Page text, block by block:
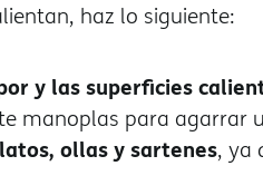
haz lo siguiente:
y las superficies
manoplas para agarrar
ollas y sartenes, ya